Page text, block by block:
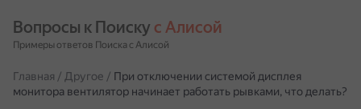
Вопросы к Поиску с Алисой
Примеры ответов Поиска с Алисой
Главная / Другое / При отключении системой дисплея
монитора вентилятор начинает работать рывками, что делать?